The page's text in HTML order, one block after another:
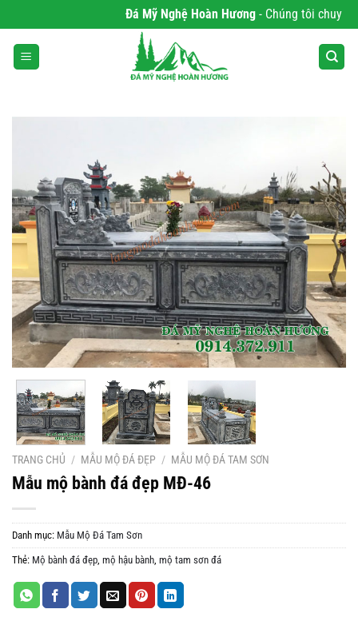
qua
nội
dung
Đá Mỹ Nghệ Hoàn Hương- Chúng tôi chuyên
TRANG CHỦ / MẪU MỘ ĐÁ ĐẸP / MẪU MỘ ĐÁ TAM SƠN
Mẫu mộ bành đá đẹp MĐ-46
Danh mục: Mẫu Mộ Đá Tam Sơn
Thẻ: Mộ bành đá đẹp mộ hậu bành mộ tam sơn đá